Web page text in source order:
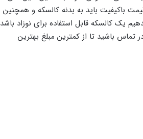
باکیفیت باید به بدنه کالسکه و همچنین
یک کالسکه قابل استفاده برای نوزاد باشد
باشید تا از کمترین مبلغ بهترین